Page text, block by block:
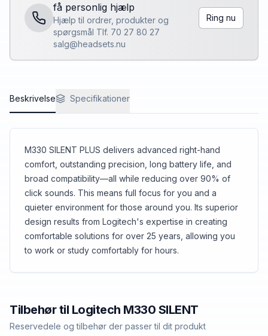
få personlig hjælp
Hjælp til ordrer, produkter og
spørgsmål Tlf. 70 27 80 27
salg@headsets.nu
Ring nu
Beskrivelse Specifikationer
M330 SILENT PLUS delivers advanced right-hand
comfort, outstanding precision, long battery life, and
broad compatibility—all while reducing over 90% of
click sounds. This means full focus for you and a
quieter environment for those around you. Its superior
design results from Logitech's expertise in creating
comfortable solutions for over 25 years, allowing you
to work or study comfortably for hours.
Tilbehør til Logitech M330 SILENT
Reservedele og tilbehør der passer til dit produkt